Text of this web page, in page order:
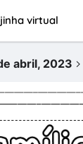
virtual
abril, 2023